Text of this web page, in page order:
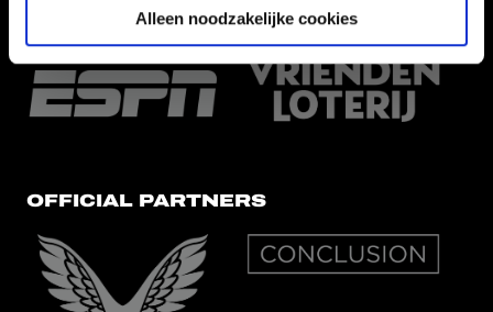
Alleen noodzakelijke cookies
EREDIVISIEPARTNERS
OFFICIAL PARTNERS